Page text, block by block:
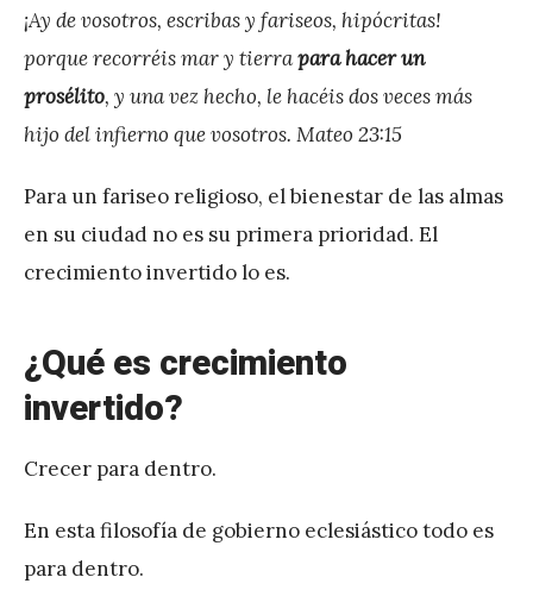
¡Ay de vosotros, escribas y fariseos, hipócritas!
porque recorréis mar y tierrapara hacer un
prosélito, y una vez hecho, le hacéis dos veces más
hijo del infierno que vosotros. Mateo 23:15
Para un fariseo religioso, el bienestar de las almas
en su ciudad no es su primera prioridad. El
crecimiento invertido lo es.
¿Qué es crecimiento
invertido?
Crecer para dentro.
En esta filosofía de gobierno eclesiástico todo es
para dentro.